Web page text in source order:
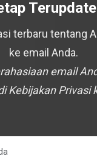
terbaru tentang
ke email Anda.
email
Kebijakan Privasi